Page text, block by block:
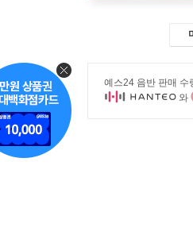
예스24 음반 판매 수
와